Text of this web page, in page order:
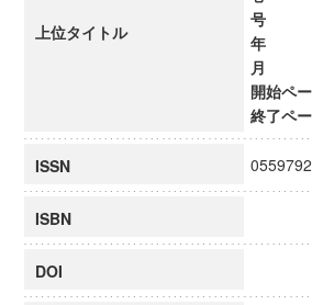
上位タイトル
号
年
月
開始ペ
終了ペ
ISSN
ISBN
DOI